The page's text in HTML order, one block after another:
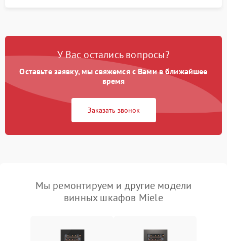
У Вас остались вопросы?
Оставьте заявку, мы свяжемся с Вами в ближайшее
время
Заказать звонок
Мы ремонтируем и другие модели
винных шкафов Miele